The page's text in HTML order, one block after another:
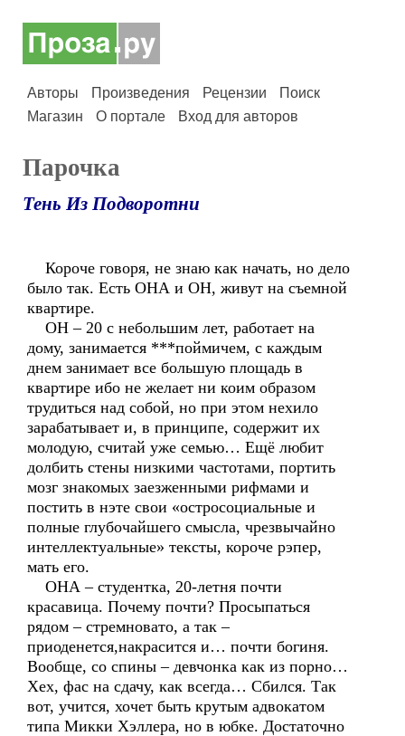
Авторы Произведения Рецензии
Поиск
Магазин
О портале Вход для авторов
Парочка
Тень Из Подворотни
Короче говоря, не знаю как начать, но дело
было так. Есть ОНА и ОН, живут на съемной
квартире.
ОН – 20 с небольшим лет, работает на
дому, занимается ***поймичем, с каждым
днем занимает все большую площадь в
квартире ибо не желает ни коим образом
трудиться над собой, но при этом нехило
зарабатывает и, в принципе, содержит их
молодую, считай уже семью… Ещё любит
долбить стены низкими частотами, портить
мозг знакомых заезженными рифмами и
постить в нэте свои «остросоциальные и
полные глубочайшего смысла, чрезвычайно
интеллектуальные» тексты, короче рэпер,
мать его.
ОНА – студентка, 20-летня почти
красавица. Почему почти? Просыпаться
рядом – стремновато, а так –
приоденется,накрасится и… почти богиня.
Вообще, со спины – девчонка как из порно…
Хех, фас на сдачу, как всегда… Сбился. Так
вот, учится, хочет быть крутым адвокатом
типа Микки Хэллера, но в юбке. Достаточно